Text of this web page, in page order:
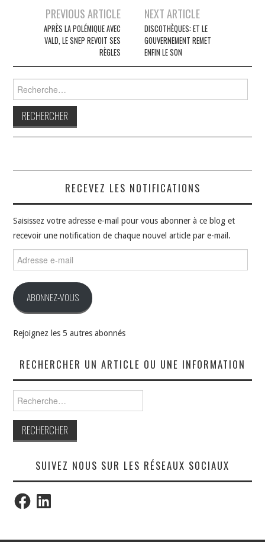
Navigation
articles
PREVIOUS ARTICLE
APRÈS LA POLÉMIQUE AVEC
VALD, LE SNEP REVOIT SES
RÈGLES
NEXT ARTICLE
DISCOTHÈQUES: ET LE
GOUVERNEMENT REMET
ENFIN LE SON
RECEVEZ LES NOTIFICATIONS
Saisissez votre adresse e-mail pour vous abonner à ce blog et
recevoir une notification de chaque nouvel article par e-mail.
e-
ABONNEZ-VOUS
Rejoignez les 5 autres abonnés
RECHERCHER UN ARTICLE OU UNE INFORMATION
SUIVEZ NOUS SUR LES RÉSEAUX SOCIAUX
FacebookLinkedIn